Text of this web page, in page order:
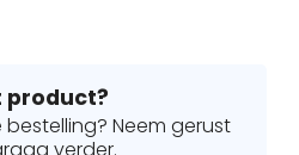
product?
Neem gerust